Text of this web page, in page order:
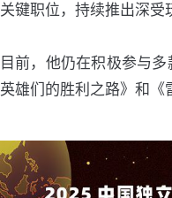
关键职位，持续推出深受
目前，他仍在积极参与
英雄们的胜利之路》和《